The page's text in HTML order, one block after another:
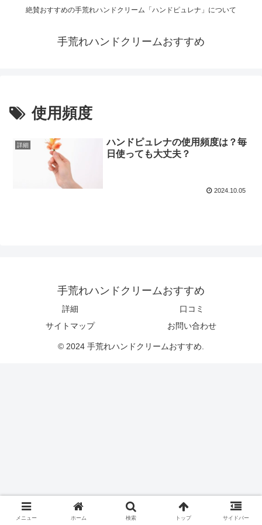
絶賛おすすめの手荒れハンドクリーム「ハンドピュレナ」について
手荒れハンドクリームおすすめ
使用頻度
詳細
ハンドピュレナの使用頻度は？毎
日使っても大丈夫？
2024.10.05
手荒れハンドクリームおすすめ
詳細
口コミ
サイトマップ
お問い合わせ
© 2024 手荒れハンドクリームおすすめ.
メニュー ホーム 検索 トップ サイドバー